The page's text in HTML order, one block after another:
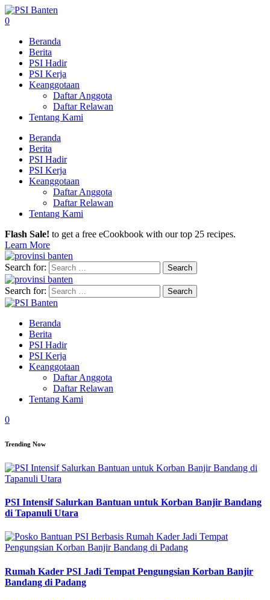
0
Beranda
Berita
PSI Hadir
PSI Kerja
Keanggotaan
Daftar Anggota
Daftar Relawan
Tentang Kami
Beranda
Berita
PSI Hadir
PSI Kerja
Keanggotaan
Daftar Anggota
Daftar Relawan
Tentang Kami
Flash Sale! to get a free eCookbook with our top 25 recipes.
Learn More
Search for:
Search for:
Beranda
Berita
PSI Hadir
PSI Kerja
Keanggotaan
Daftar Anggota
Daftar Relawan
Tentang Kami
0
Trending Now
PSI Intensif Salurkan Bantuan untuk Korban Banjir Bandang
di Tapanuli Utara
Rumah Kader PSI Jadi Tempat Pengungsian Korban Banjir
Bandang di Padang